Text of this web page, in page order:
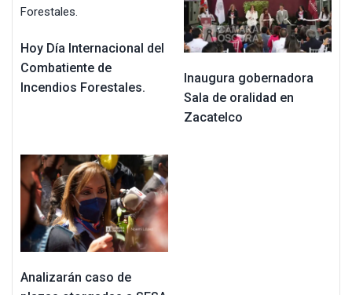
Hoy Día Internacional del
Combatiente de
Incendios Forestales.
Inaugura gobernadora
Sala de oralidad en
Zacatelco
Analizarán caso de